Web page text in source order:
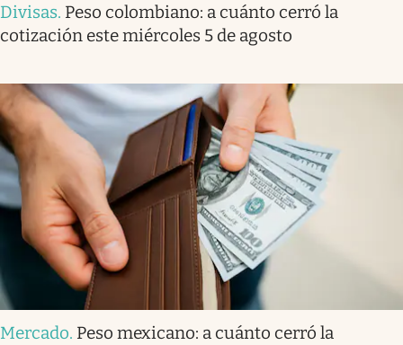
Divisas. Peso colombiano: a cuánto cerró la
cotización este miércoles 5 de agosto
Mercado. Peso mexicano: a cuánto cerró la